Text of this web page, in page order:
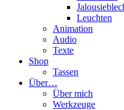
Leuchten
Animation
Audio
Texte
Shop
Tassen
Über…
Über mich
Werkzeuge